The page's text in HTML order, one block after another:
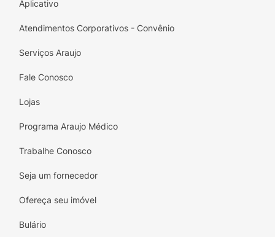
Aplicativo
Atendimentos Corporativos - Convênio
Serviços Araujo
Fale Conosco
Lojas
Programa Araujo Médico
Trabalhe Conosco
Seja um fornecedor
Ofereça seu imóvel
Bulário